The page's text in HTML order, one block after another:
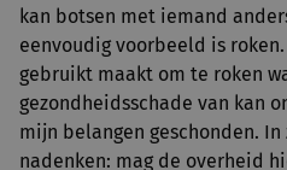
kan botsen met iemand
eenvoudig voorbeeld is
gebruikt maakt om te roken
gezondheidsschade van kan
mijn belangen geschonden.
nadenken: mag de overheid